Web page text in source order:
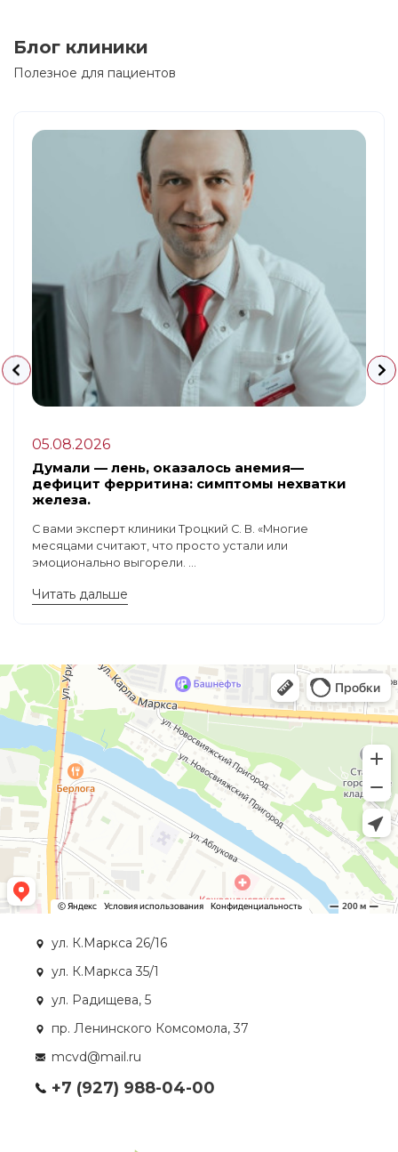
Блог клиники
Полезное для пациентов
05.08.2026
Думали — лень, оказалось анемия—
дефицит ферритина: симптомы нехватки
железа.
С вами эксперт клиники Троцкий С. В. «Многие
месяцами считают, что просто устали или
эмоционально выгорели. ...
Читать дальше
ул. К.Маркса 26/16
ул. К.Маркса 35/1
ул. Радищева, 5
пр. Ленинского Комсомола, 37
mcvd@mail.ru
+7 (927) 988-04-00